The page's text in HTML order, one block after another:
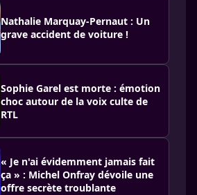
Nathalie Marquay-Pernaut : Un
grave accident de voiture !
Sophie Garel est morte : émotion
choc autour de la voix culte de
RTL
« Je n'ai évidemment jamais fait
ça » : Michel Onfray dévoile une
offre secrète troublante